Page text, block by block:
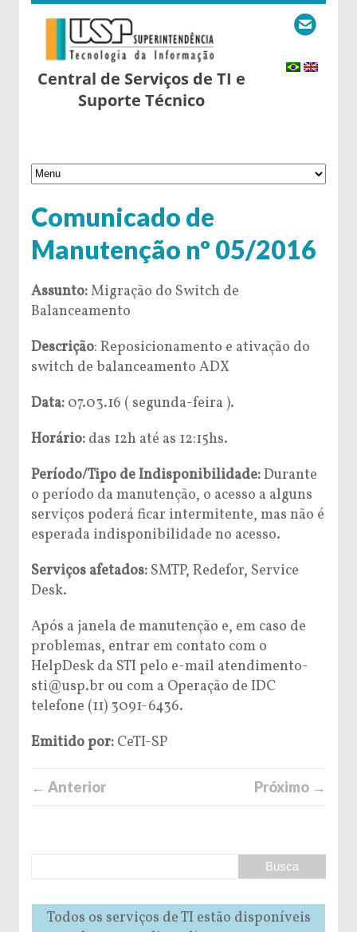
Central de Serviços de TI e
Suporte Técnico
Comunicado de
Manutenção nº 05/2016
Assunto:Migração do Switch de
Balanceamento
Descrição: Reposicionamento e ativação do
switch de balanceamento ADX
Data: 07.03.16 ( segunda-feira ).
Horário: das 12h até as 12:15hs.
Período/Tipo de Indisponibilidade:Durante
o período da manutenção, o acesso a alguns
serviços poderá ficar intermitente, mas não é
esperada indisponibilidade no acesso.
Serviços afetados: SMTP, Redefor, Service
Desk.
Após a janela de manutenção e, em caso de
problemas, entrar em contato com o
HelpDesk da STI pelo e-mail atendimento-
sti@usp.br ou com a Operação de IDC
telefone (11) 3091-6436.
Emitido por: CeTI-SP
← Anterior Próximo →
Todos os serviços de TI estão disponíveis